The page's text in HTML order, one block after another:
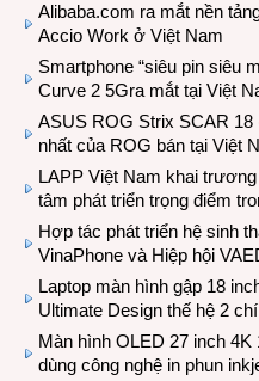
Alibaba.com ra mắt nền
Accio Work ở Việt Nam
Smartphone “siêu pin siêu
Curve 2 5Gra mắt tại Việt
ASUS ROG Strix SCAR 18
nhất của ROG bán tại Việt
LAPP Việt Nam khai
tâm phát triển trọng điểm
Hợp tác phát triển hệ sinh
VinaPhone và Hiệp hội
Laptop màn hình gập 18
Ultimate Design thế hệ 2
Màn hình OLED 27 inch
dùng công nghệ in phun